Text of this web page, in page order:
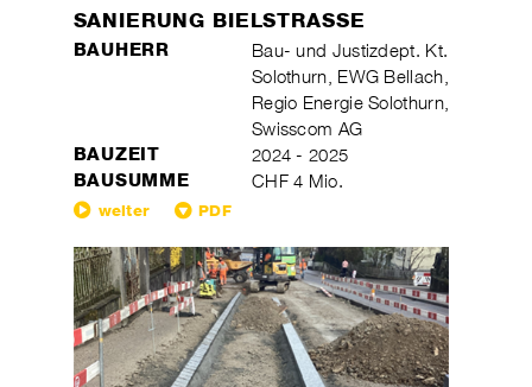
SANIERUNG BIELSTRASSE
BAUHERR
Bau- und Justizdept. Kt.
Solothurn, EWG Bellach,
Regio Energie Solothurn,
Swisscom AG
BAUZEIT 2024 - 2025
BAUSUMME CHF 4 Mio.
weiter PDF